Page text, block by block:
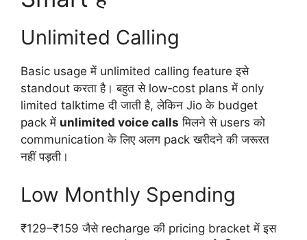
Unlimited Calling
Basic usage में unlimited calling feature इसे
standout करता है। बहुत से low‑cost plans में only
limited talktime दी जाती है, लेकिन Jio के budget
pack में unlimited voice calls मिलने से users को
communication के लिए अलग pack खरीदने की जरूरत
नहीं पड़ती।
Low Monthly Spending
₹129–₹159 जैसे recharge की pricing bracket में इस